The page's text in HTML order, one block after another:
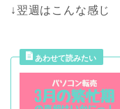
↓翌週はこんな感じ